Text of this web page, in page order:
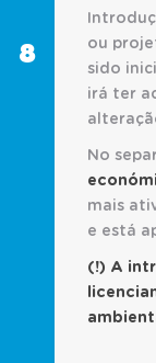
8
SABER
MAIS
ou
sido
irá ter
No
mais
e está
(!) A